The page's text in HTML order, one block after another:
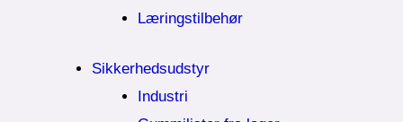
Læringstilbehør
Sikkerhedsudstyr
Industri